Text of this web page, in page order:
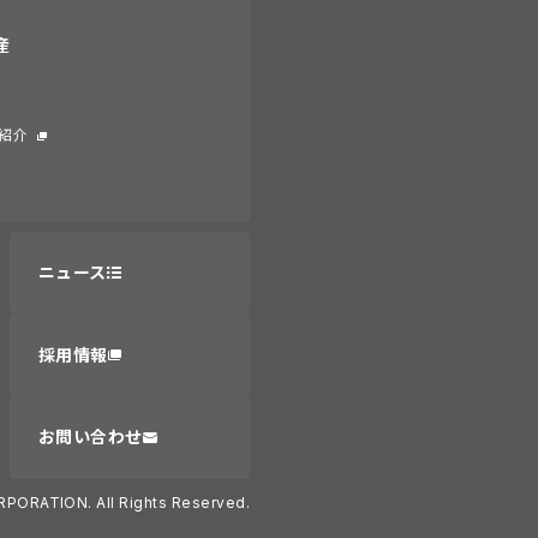
介
ニュース
採用情報
お問い合わせ
All Rights Reserved.